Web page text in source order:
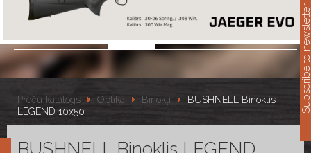
Preču katalogs Optika Binokļi
BUSHNELL Binoklis
LEGEND 10x50
BUSHNELL Binoklis LEGEND
Subscribe